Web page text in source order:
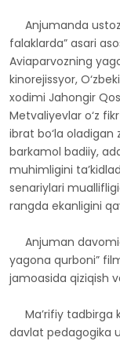
Anjumanda ustoz
falaklarda” asari
Aviaparvozning
kinorejissyor,
xodimi Jahongir
Metvaliyevlar o‘z
ibrat bo‘la
barkamol badiiy,
muhimligini
senariylari
rangda ekanligini
Anjuman
yagona qurboni”
jamoasida qiziqish
Ma’rifiy tadbirga
davlat pedagogika